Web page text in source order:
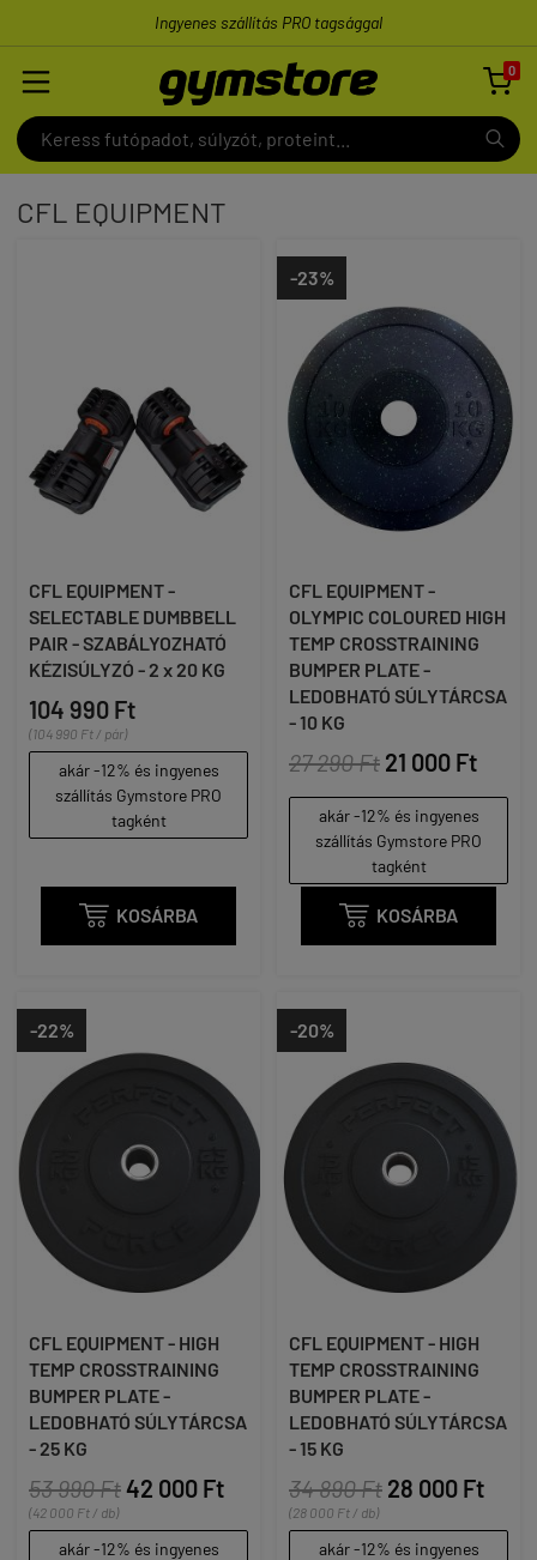
Ingyenes szállítás PRO tagsággal
0

CFL EQUIPMENT
CFL EQUIPMENT -
SELECTABLE DUMBBELL
PAIR - SZABÁLYOZHATÓ
KÉZISÚLYZÓ - 2 x 20 KG
104 990 Ft
(104 990 Ft / pár)
akár -12% és ingyenes
szállítás Gymstore PRO
tagként
 KOSÁRBA
-23%
CFL EQUIPMENT -
OLYMPIC COLOURED HIGH
TEMP CROSSTRAINING
BUMPER PLATE -
LEDOBHATÓ SÚLYTÁRCSA
- 10 KG
27 290 Ft 21 000 Ft
akár -12% és ingyenes
szállítás Gymstore PRO
tagként
 KOSÁRBA
-22%
CFL EQUIPMENT - HIGH
TEMP CROSSTRAINING
BUMPER PLATE -
LEDOBHATÓ SÚLYTÁRCSA
- 25 KG
53 990 Ft42 000 Ft
(42 000 Ft / db)
akár -12% és ingyenes
-20%
CFL EQUIPMENT - HIGH
TEMP CROSSTRAINING
BUMPER PLATE -
LEDOBHATÓ SÚLYTÁRCSA
- 15 KG
34 890 Ft 28 000 Ft
(28 000 Ft / db)
akár -12% és ingyenes